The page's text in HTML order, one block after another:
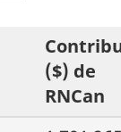
($) de
RNCan